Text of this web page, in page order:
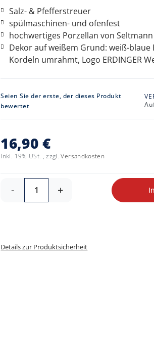
Salz- & Pfefferstreuer
spülmaschinen- und ofenfest
hochwertiges Porzellan von
Dekor auf weißem Grund: weiß-
Kordeln umrahmt, Logo ERDINGER
Seien Sie der erste, der dieses Produkt
bewertet
16,90 €
Inkl. 19% USt. ,zzgl.Versandkosten
- +
Details zur Produktsicherheit